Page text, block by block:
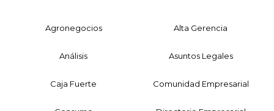
Agronegocios Alta Gerencia
Análisis Asuntos Legales
Caja Fuerte Comunidad Empresarial